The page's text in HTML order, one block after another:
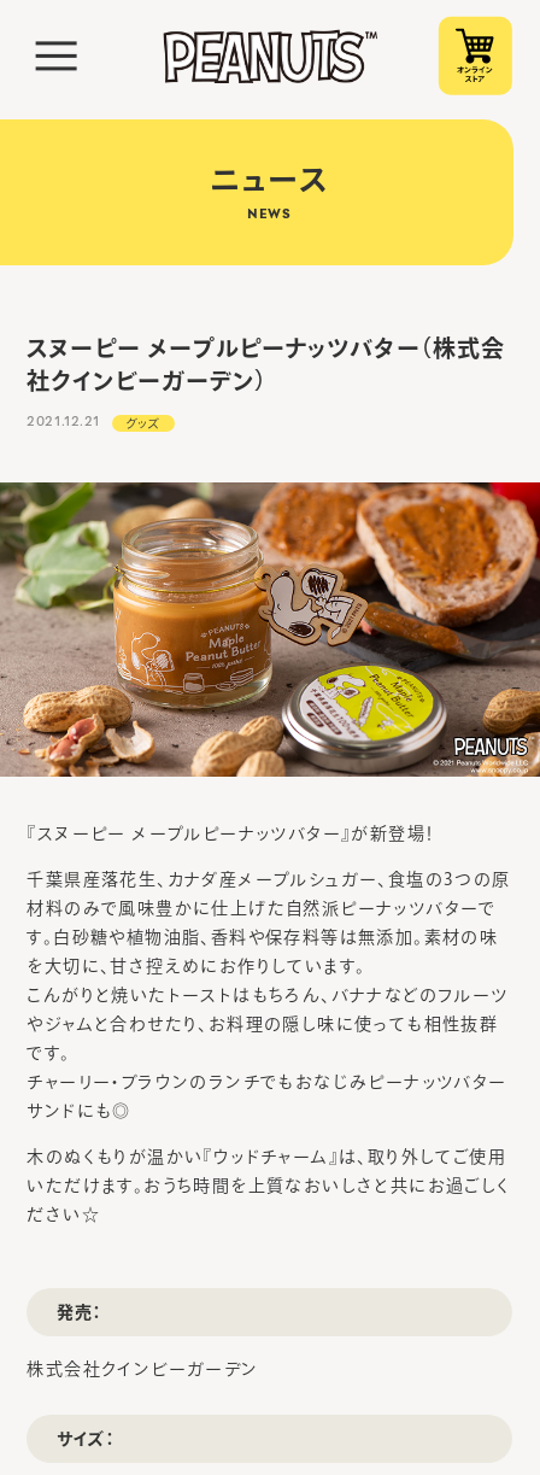
ニュース
NEWS
スヌーピー メープルピーナッツバター（株式会
社クインビーガーデン）
2021.12.21 グッズ
『スヌーピー メープルピーナッツバター』が新登場！
千葉県産落花生、カナダ産メープルシュガー、食塩の3つの原
材料のみで風味豊かに仕上げた自然派ピーナッツバターで
す。白砂糖や植物油脂、香料や保存料等は無添加。素材の味
を大切に、甘さ控えめにお作りしています。
こんがりと焼いたトーストはもちろん、バナナなどのフルーツ
やジャムと合わせたり、お料理の隠し味に使っても相性抜群
です。
チャーリー・ブラウンのランチでもおなじみピーナッツバター
サンドにも◎
木のぬくもりが温かい『ウッドチャーム』は、取り外してご使用
いただけます。おうち時間を上質なおいしさと共にお過ごしく
ださい☆
発売：
株式会社クインビーガーデン
サイズ：